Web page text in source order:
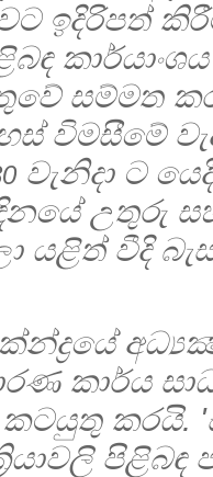
ඉදිරිපත්
සම්මත
විමසීමේ
වැනිදා ට
උතුරු
යළිත් වීදි
කාර්ය
කරයි.